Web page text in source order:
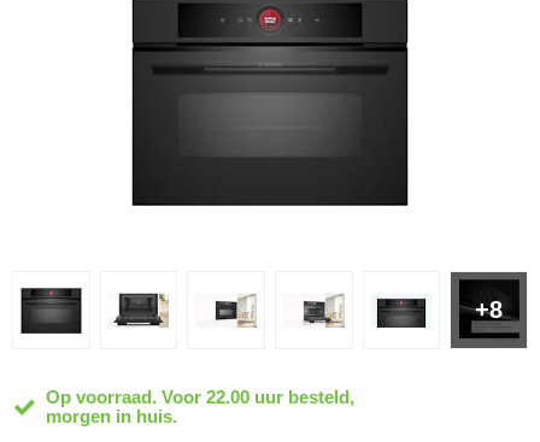
+8
Op voorraad. Voor 22.00 uur besteld,
morgen in huis.